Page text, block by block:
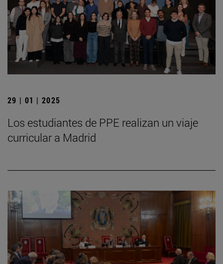
29 | 01 | 2025
Los estudiantes de PPE realizan un viaje
curricular a Madrid